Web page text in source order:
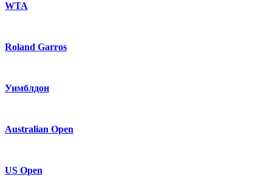
WTA
Roland Garros
Уимблдон
Australian Open
US Open